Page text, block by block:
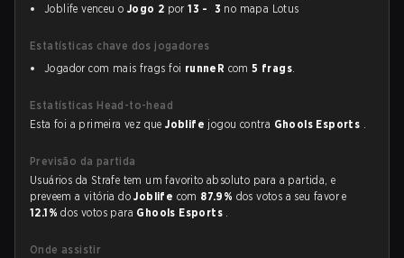
Joblife venceu o Jogo 2 por13 - 3 no mapa Lotus
Estatísticas chave dos jogadores
Jogador com mais frags foi runneR com5 frags.
Estatísticas Head-to-head
Esta foi a primeira vez queJoblife jogou contra Ghools Esports .
Previsão da partida
Usuários da Strafe tem um favorito absoluto para a partida, e
preveem a vitória doJoblife com 87.9% dos votos a seu favor e
12.1%dos votos para Ghools Esports .
Onde assistir